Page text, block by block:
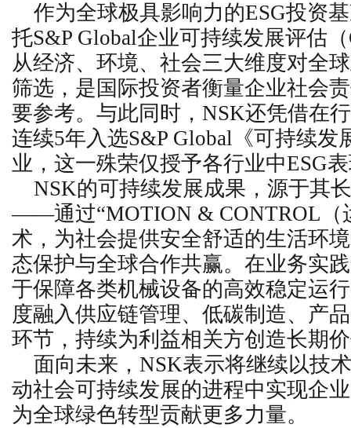
作为全球极具影响力的ESG投资
托S&P Global企业可持续发展评估
从经济、环境、社会三大维度对全
筛选，是国际投资者衡量企业社会
要参考。与此同时，NSK还凭借在
连续5年入选S&P Global《可持续发
业，这一殊荣仅授予各行业中ESG
NSK的可持续发展成果，源于其
——通过“MOTION & CONTROL（
术，为社会提供安全舒适的生活环
态保护与全球合作共赢。在业务实
于保障各类机械设备的高效稳定运
度融入供应链管理、低碳制造、产
环节，持续为利益相关方创造长期
面向未来，NSK表示将继续以技
动社会可持续发展的进程中实现企
为全球绿色转型贡献更多力量。